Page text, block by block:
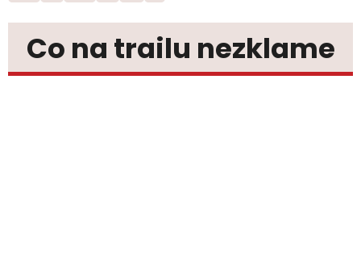
Co na trailu nezklame